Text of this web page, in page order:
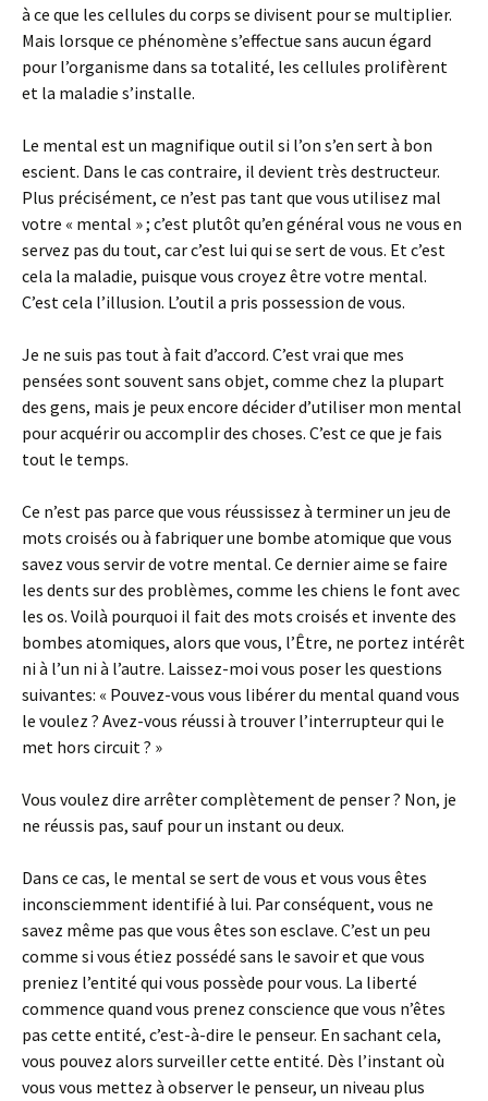
à ce que les cellules du corps se divisent pour se multiplier.
Mais lorsque ce phénomène s’effectue sans aucun égard
pour l’organisme dans sa totalité, les cellules prolifèrent
et la maladie s’installe.
Le mental est un magnifique outil si l’on s’en sert à bon
escient. Dans le cas contraire, il devient très destructeur.
Plus précisément, ce n’est pas tant que vous utilisez mal
votre « mental » ; c’est plutôt qu’en général vous ne vous en
servez pas du tout, car c’est lui qui se sert de vous. Et c’est
cela la maladie, puisque vous croyez être votre mental.
C’est cela l’illusion. L’outil a pris possession de vous.
Je ne suis pas tout à fait d’accord. C’est vrai que mes
pensées sont souvent sans objet, comme chez la plupart
des gens, mais je peux encore décider d’utiliser mon mental
pour acquérir ou accomplir des choses. C’est ce que je fais
tout le temps.
Ce n’est pas parce que vous réussissez à terminer un jeu de
mots croisés ou à fabriquer une bombe atomique que vous
savez vous servir de votre mental. Ce dernier aime se faire
les dents sur des problèmes, comme les chiens le font avec
les os. Voilà pourquoi il fait des mots croisés et invente des
bombes atomiques, alors que vous, l’Être, ne portez intérêt
ni à l’un ni à l’autre. Laissez-moi vous poser les questions
suivantes: « Pouvez-vous vous libérer du mental quand vous
le voulez ? Avez-vous réussi à trouver l’interrupteur qui le
met hors circuit ? »
Vous voulez dire arrêter complètement de penser ? Non, je
ne réussis pas, sauf pour un instant ou deux.
Dans ce cas, le mental se sert de vous et vous vous êtes
inconsciemment identifié à lui. Par conséquent, vous ne
savez même pas que vous êtes son esclave. C’est un peu
comme si vous étiez possédé sans le savoir et que vous
preniez l’entité qui vous possède pour vous. La liberté
commence quand vous prenez conscience que vous n’êtes
pas cette entité, c’est-à-dire le penseur. En sachant cela,
vous pouvez alors surveiller cette entité. Dès l’instant où
vous vous mettez à observer le penseur, un niveau plus